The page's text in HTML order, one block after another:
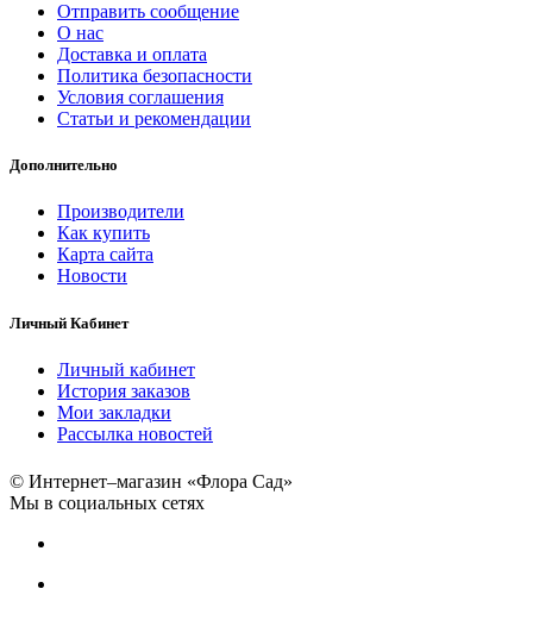
Отправить сообщение
О нас
Доставка и оплата
Политика безопасности
Условия соглашения
Статьи и рекомендации
Дополнительно
Производители
Как купить
Карта сайта
Новости
Личный Кабинет
Личный кабинет
История заказов
Мои закладки
Рассылка новостей
© Интернет–магазин «Флора Сад»
Мы в социальных сетях